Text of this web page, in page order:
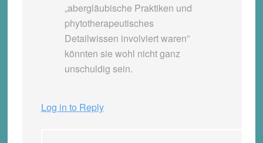
„abergläubische Praktiken und
phytotherapeutisches
Detailwissen involviert waren”
könnten sie wohl nicht ganz
unschuldig sein.
Log in to Reply